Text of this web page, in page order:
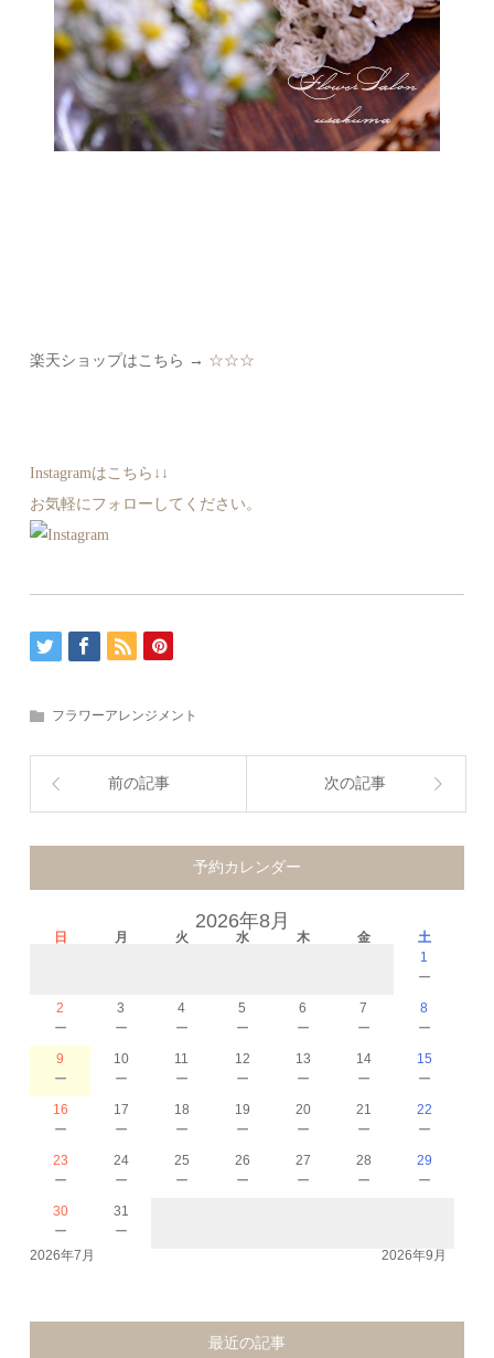
楽天ショップはこちら → ☆☆☆
Instagramはこちら↓↓
お気軽にフォローしてください。
フラワーアレンジメント
前の記事 次の記事
予約カレンダー
2026年8月
日 月 火 水 木 金
土
1
－
2
－
3
－
4
－
5
－
6
－
7
－
8
－
9
－
10
－
11
－
12
－
13
－
14
－
15
－
16
－
17
－
18
－
19
－
20
－
21
－
22
－
23
－
24
－
25
－
26
－
27
－
28
－
29
－
30
－
31
－
2026年7月 2026年9月
最近の記事